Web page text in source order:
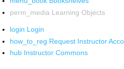
perm_media Learning Objects
login Login
how_to_reg Request Instructor
hub Instructor Commons